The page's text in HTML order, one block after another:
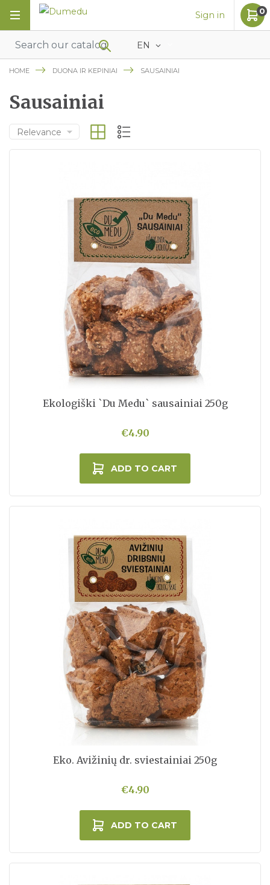
EN
Sign in 0
HOME DUONA IR KEPINIAI SAUSAINIAI
Sausainiai
Relevance
Ekologiški `Du Medu` sausainiai 250g
€4.90
ADD TO CART
Eko. Avižinių dr. sviestainiai 250g
€4.90
ADD TO CART